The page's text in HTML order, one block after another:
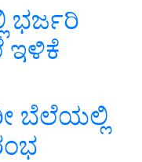
ಭರ್ಜರಿ
ಇಳಿಕೆ
ಬೆಲೆಯಲ್ಲಿ